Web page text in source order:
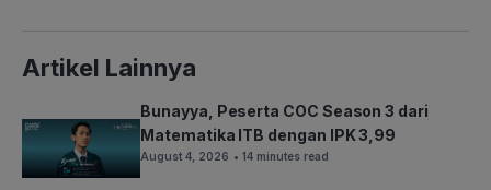
Artikel Lainnya
Bunayya, Peserta COC Season 3 dari
Matematika ITB dengan IPK 3,99
August 4, 2026 • 14 minutes read